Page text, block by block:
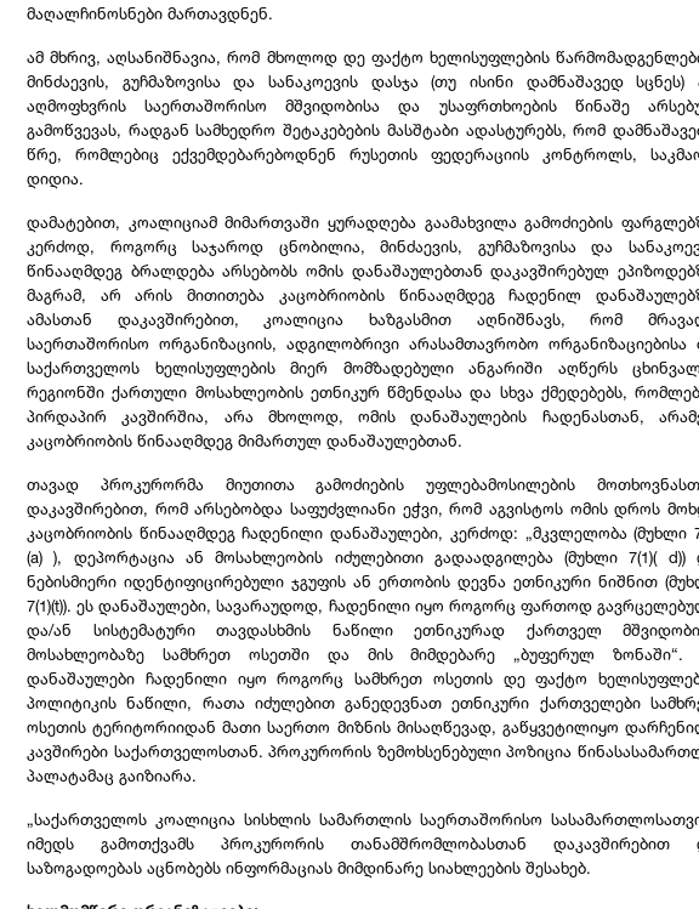
მაღალჩინოსნები მართავდნენ.
ამ მხრივ, აღსანიშნავია, რომ მხოლოდ დე ფაქტო ხელისუფლების
მინძაევის, გუჩმაზოვისა და სანაკოევის დასჯა (თუ ისინი დამნაშავედ სცნეს)
აღმოფხვრის საერთაშორისო მშვიდობისა და უსაფრთხოების წინაშე
გამოწვევას, რადგან სამხედრო შეტაკებების მასშტაბი ადასტურებს, რომ
წრე, რომლებიც ექვემდებარებოდნენ რუსეთის ფედერაციის კონტროლს,
დიდია.
დამატებით, კოალიციამ მიმართვაში ყურადღება გაამახვილა გამოძიების
კერძოდ, როგორც საჯაროდ ცნობილია, მინძაევის, გუჩმაზოვისა და
წინააღმდეგ ბრალდება არსებობს ომის დანაშაულებთან დაკავშირებულ
მაგრამ, არ არის მითითება კაცობრიობის წინააღმდეგ ჩადენილ
ამასთან დაკავშირებით, კოალიცია ხაზგასმით აღნიშნავს, რომ
საერთაშორისო ორგანიზაციის, ადგილობრივი არასამთავრობო ორგანიზაციებისა
საქართველოს ხელისუფლების მიერ მომზადებული ანგარიში აღწერს
რეგიონში ქართული მოსახლეობის ეთნიკურ წმენდასა და სხვა ქმედებებს,
პირდაპირ კავშირშია, არა მხოლოდ, ომის დანაშაულების ჩადენასთან,
კაცობრიობის წინააღმდეგ მიმართულ დანაშაულებთან.
თავად პროკურორმა მიუთითა გამოძიების უფლებამოსილების
დაკავშირებით, რომ არსებობდა საფუძვლიანი ეჭვი, რომ აგვისტოს ომის დროს
კაცობრიობის წინააღმდეგ ჩადენილი დანაშაულები, კერძოდ: „მკვლელობა (მუხლი
(a) ), დეპორტაცია ან მოსახლეობის იძულებითი გადაადგილება (მუხლი 7(1)( d))
ნებისმიერი იდენტიფიცირებული ჯგუფის ან ერთობის დევნა ეთნიკური ნიშნით
7(1)(t)). ეს დანაშაულები, სავარაუდოდ, ჩადენილი იყო როგორც ფართოდ
და/ან სისტემატური თავდასხმის ნაწილი ეთნიკურად ქართველ
მოსახლეობაზე სამხრეთ ოსეთში და მის მიმდებარე „ბუფერულ ზონაში“.
დანაშაულები ჩადენილი იყო როგორც სამხრეთ ოსეთის დე ფაქტო
პოლიტიკის ნაწილი, რათა იძულებით განედევნათ ეთნიკური ქართველები
ოსეთის ტერიტორიიდან მათი საერთო მიზნის მისაღწევად, გაწყვეტილიყო
კავშირები საქართველოსთან. პროკურორის ზემოხსენებული პოზიცია
პალატამაც გაიზიარა.
„საქართველოს კოალიცია სისხლის სამართლის საერთაშორისო
იმედს გამოთქვამს პროკურორის თანამშრომლობასთან დაკავშირებით
საზოგადოებას აცნობებს ინფორმაციას მიმდინარე სიახლეების შესახებ.